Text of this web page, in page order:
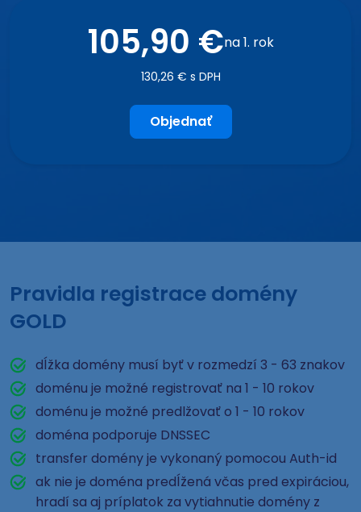
105,90 €na 1. rok
130,26 € s DPH
Objednať
Pravidla registrace domény
GOLD
dĺžka domény musí byť v rozmedzí 3 - 63 znakov
doménu je možné registrovať na 1 - 10 rokov
doménu je možné predlžovať o 1 - 10 rokov
doména podporuje DNSSEC
transfer domény je vykonaný pomocou Auth-id
ak nie je doména predĺžená včas pred expiráciou,
hradí sa aj príplatok za vytiahnutie domény z